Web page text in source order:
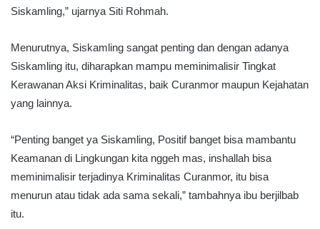
Siskamling,” ujarnya Siti Rohmah.
Menurutnya, Siskamling sangat penting dan dengan adanya
Siskamling itu, diharapkan mampu meminimalisir Tingkat
Kerawanan Aksi Kriminalitas, baik Curanmor maupun Kejahatan
yang lainnya.
“Penting banget ya Siskamling, Positif banget bisa mambantu
Keamanan di Lingkungan kita nggeh mas, inshallah bisa
meminimalisir terjadinya Kriminalitas Curanmor, itu bisa
menurun atau tidak ada sama sekali,” tambahnya ibu berjilbab
itu.